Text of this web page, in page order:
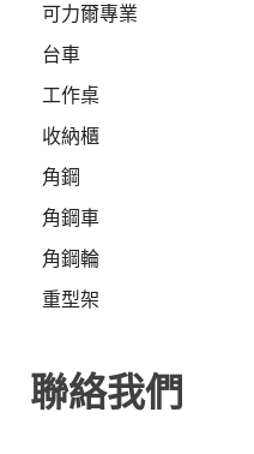
可力爾專業
台車
工作桌
收納櫃
角鋼
角鋼車
角鋼輪
重型架
聯絡我們